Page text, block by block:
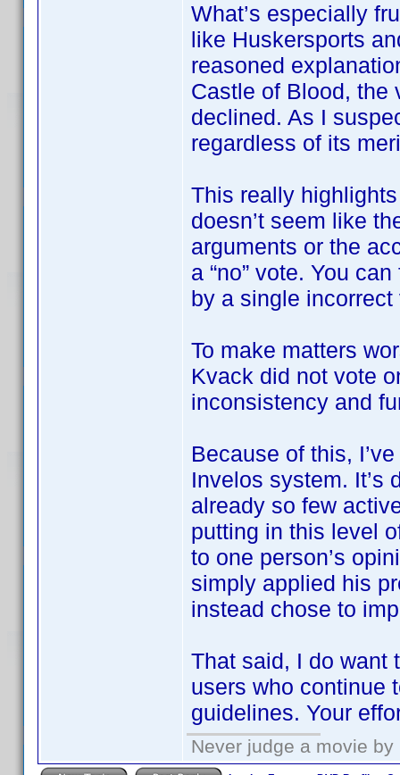
What’s especially
like Huskersports
reasoned
Castle of Blood,
declined. As I
regardless of its
This really
doesn’t seem like
arguments or the
a “no” vote. You
by a single incorrect
To make matters
Kvack did not vote
inconsistency and
Because of this,
Invelos system. It’s
already so few
putting in this level
to one person’s
simply applied his
instead chose to
That said, I do want
users who continue
guidelines. Your
Never judge a movie